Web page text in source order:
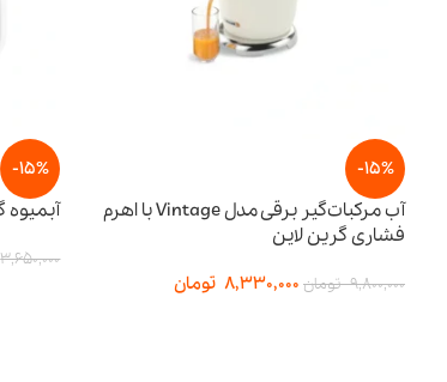
آب مرکبات‌گیر برقی مدل Vintage با اهرم
تومان
آبمیوه گیری BI-Directional Juicer پرودو
3,102,500 تومان